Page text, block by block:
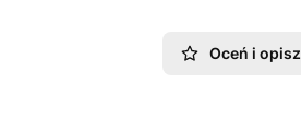
Oceń i opisz